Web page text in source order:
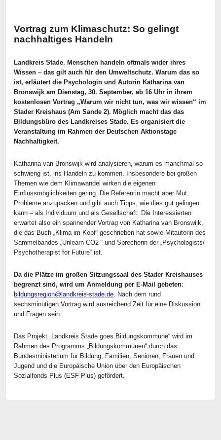
Vortrag zum Klimaschutz: So gelingt
nachhaltiges Handeln
Landkreis Stade. Menschen handeln oftmals wider ihres
Wissen – das gilt auch für den Umweltschutz. Warum das so
ist, erläutert die Psychologin und Autorin Katharina van
Bronswijk am Dienstag, 30. September, ab 16 Uhr in ihrem
kostenlosen Vortrag „Warum wir nicht tun, was wir wissen“ im
Stader Kreishaus (Am Sande 2). Möglich macht das das
Bildungsbüro des Landkreises Stade. Es organisiert die
Veranstaltung im Rahmen der Deutschen Aktionstage
Nachhaltigkeit.
Katharina van Bronswijk wird analysieren, warum es manchmal so
schwierig ist, ins Handeln zu kommen. Insbesondere bei großen
Themen wie dem Klimawandel wirken die eigenen
Einflussmöglichkeiten gering. Die Referentin macht aber Mut,
Probleme anzupacken und gibt auch Tipps, wie dies gut gelingen
kann – als Individuum und als Gesellschaft. Die Interessierten
erwartet also ein spannender Vortrag von Katharina van Bronswijk,
die das Buch „Klima im Kopf“ geschrieben hat sowie Mitautorin des
Sammelbandes „Unlearn CO2 “ und Sprecherin der „Psychologists/
Psychotherapist for Future“ ist.
Da die Plätze im großen Sitzungssaal des Stader Kreishauses
begrenzt sind, wird um Anmeldung per E-Mail gebeten:
bildungsregion@landkreis-stade.de. Nach dem rund
sechsminütigen Vortrag wird ausreichend Zeit für eine Diskussion
und Fragen sein.
Das Projekt „Landkreis Stade goes Bildungskommune“ wird im
Rahmen des Programms „Bildungskommunen“ durch das
Bundesministerium für Bildung, Familien, Senioren, Frauen und
Jugend und die Europäische Union über den Europäischen
Sozialfonds Plus (ESF Plus) gefördert.